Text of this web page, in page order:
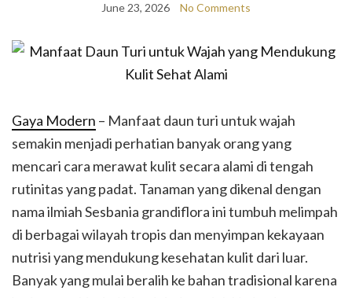
June 23, 2026 No Comments
Gaya Modern – Manfaat daun turi untuk wajah
semakin menjadi perhatian banyak orang yang
mencari cara merawat kulit secara alami di tengah
rutinitas yang padat. Tanaman yang dikenal dengan
nama ilmiah Sesbania grandiflora ini tumbuh melimpah
di berbagai wilayah tropis dan menyimpan kekayaan
nutrisi yang mendukung kesehatan kulit dari luar.
Banyak yang mulai beralih ke bahan tradisional karena